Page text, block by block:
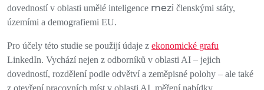
dovedností v oblasti umělé inteligence mezi členskými státy,
územími a demografiemi EU.
Pro účely této studie se použijí údaje z ekonomické grafu
LinkedIn. Vychází nejen z odborníků v oblasti AI – jejich
dovedností, rozdělení podle odvětví a zeměpisné polohy – ale také